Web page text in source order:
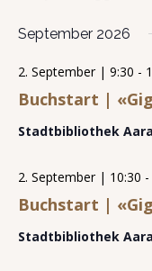
l
u
n
g
n
n
N
a
v
g
a
i
n
A
n
s
c
e
n
N
September 2026
Buchstart |
2. September | 9:30 -
Stadtbibliothek
Buchstart |
2. September | 10:30 -
Stadtbibliothek